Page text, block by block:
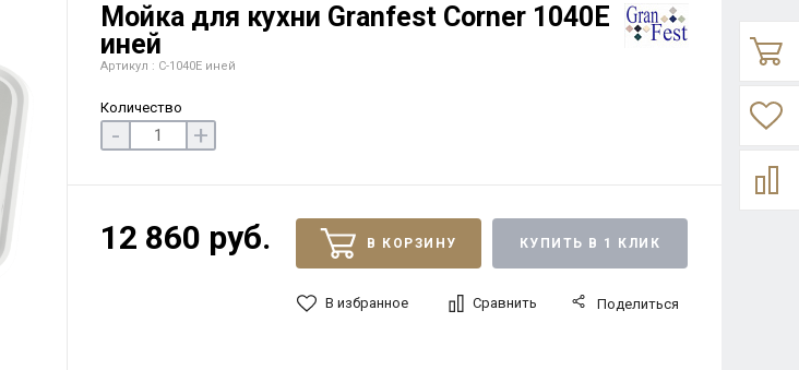
Мойка для кухни Granfest Corner 1040E
иней
Артикул : C-1040E иней
Количество
- +
12 860 руб. В КОРЗИНУ КУПИТЬ В 1 КЛИК
В избранное Сравнить Поделиться